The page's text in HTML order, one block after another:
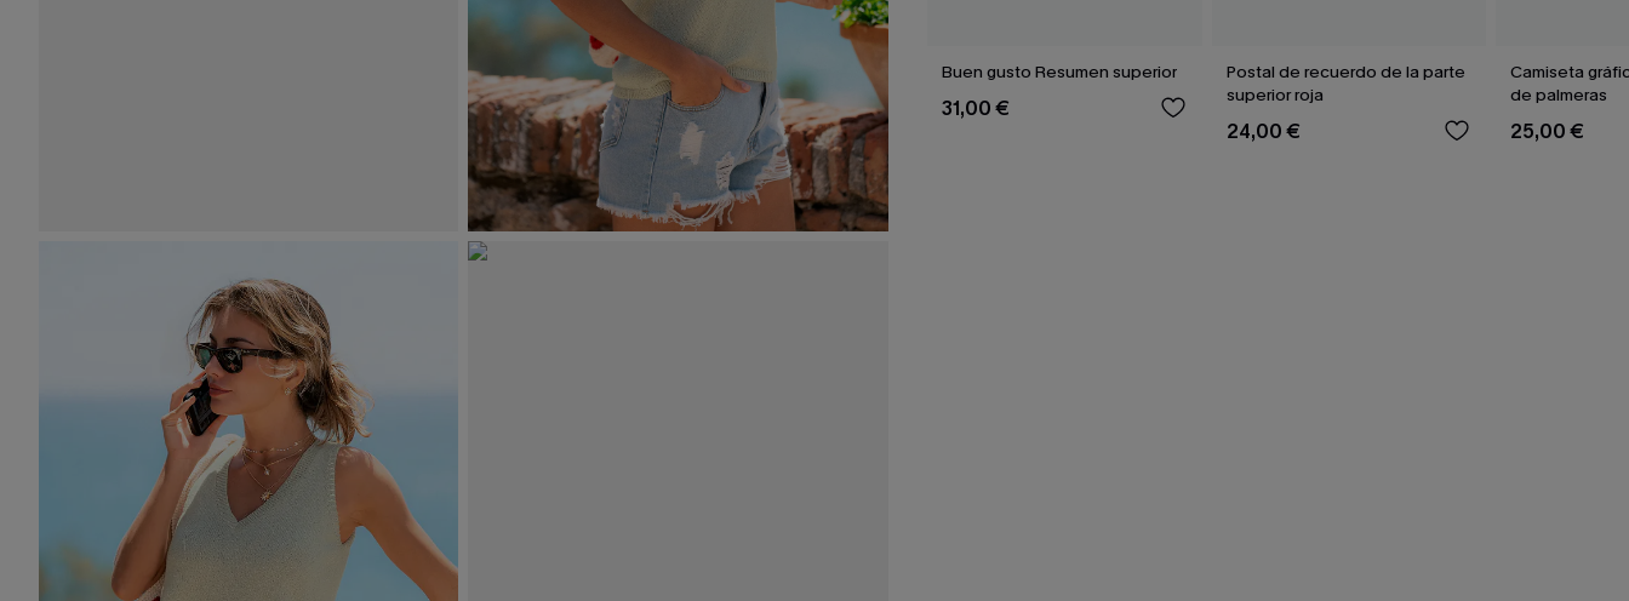
Buen gusto Resumen superior
31,00 €
Postal de recuerdo de la parte
superior roja
24,00 €
Camiseta
de palmeras
25,00 €